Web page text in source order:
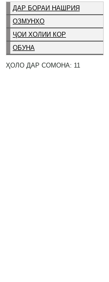
ДАР БОРАИ НАШРИЯ
ОЗМУНҲО
ҶОИ ХОЛИИ КОР
ОБУНА
ҲОЛО ДАР СОМОНА: 11